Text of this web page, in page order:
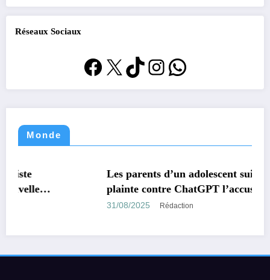
Réseaux Sociaux
Facebook
X TikTok
Instagram
WhatsApp
Monde
TECHNOLOGIE
Les parents d’un adolescent suicidé portent
plainte contre ChatGPT l’accusant d’avoir
encouragé son suicide.
Rédaction